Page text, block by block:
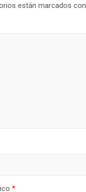
están marcados con
*